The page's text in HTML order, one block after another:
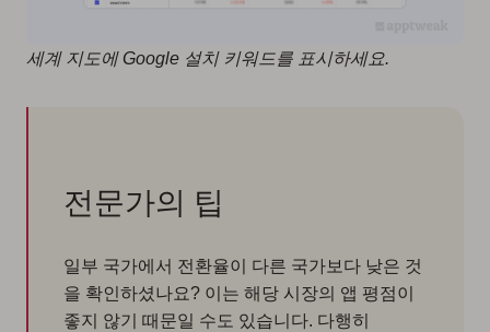
세계 지도에 Google 설치 키워드를 표시하세요.
전문가의 팁
일부 국가에서 전환율이 다른 국가보다 낮은 것
을 확인하셨나요? 이는 해당 시장의 앱 평점이
좋지 않기 때문일 수도 있습니다. 다행히